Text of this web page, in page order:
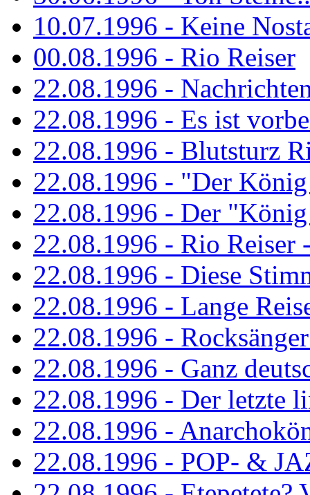
10.07.1996 - Keine
00.08.1996 - Rio Reiser
22.08.1996 -
22.08.1996 - Es ist
22.08.1996 - Blutsturz
22.08.1996 - "Der
22.08.1996 - Der
22.08.1996 - Rio Reiser
22.08.1996 - Diese
22.08.1996 - Lange
22.08.1996 -
22.08.1996 - Ganz
22.08.1996 - Der letzte
22.08.1996 -
22.08.1996 - POP- &